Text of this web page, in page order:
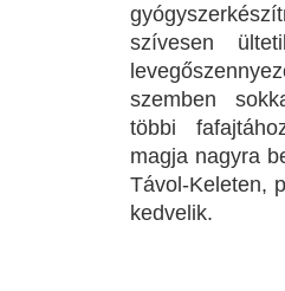
szívesen
szemben
többi
magja nagyra
Távol-Keleten,
kedvelik.